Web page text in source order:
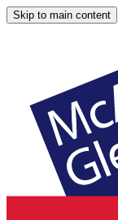
Skip to main content